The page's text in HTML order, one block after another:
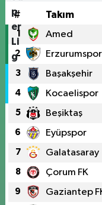
# Takım
1 Amed
2 Erzurumspor
3 Başakşehir
4 Kocaelispor
5 Beşiktaş
6 Eyüpspor
7 Galatasaray
8 Çorum FK
9 Gaziantep